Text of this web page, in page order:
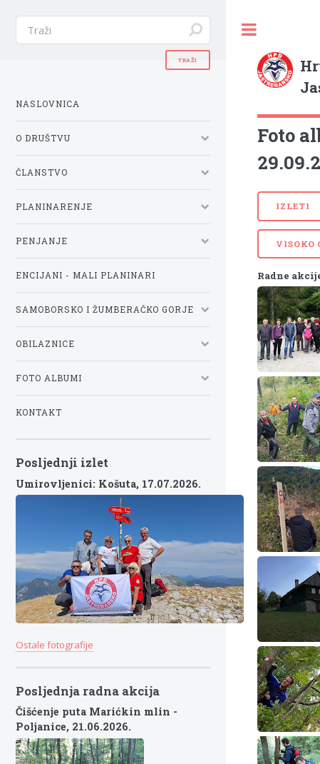
Foto
IZLETI
VISOKO
Radne
NASLOVNICA
O DRUŠTVU
ČLANSTVO
PLANINARENJE
PENJANJE
ENCIJANI - MALI PLANINARI
SAMOBORSKO I ŽUMBERAČKO GORJE
OBILAZNICE
FOTO ALBUMI
KONTAKT
Posljednji izlet
Umirovljenici: Košuta, 17.07.2026.
Ostale fotografije
Posljednja radna akcija
Čišćenje puta Marićkin mlin -
Poljanice, 21.06.2026.